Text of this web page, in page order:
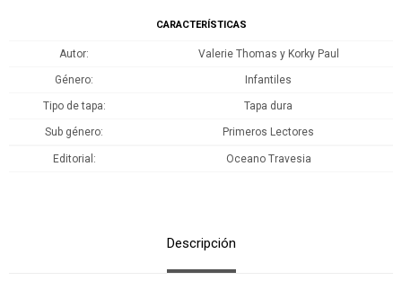
CARACTERÍSTICAS
Autor Valerie Thomas y Korky Paul
Género Infantiles
Tipo de tapa Tapa dura
Sub género Primeros Lectores
Editorial Oceano Travesia
Descripción